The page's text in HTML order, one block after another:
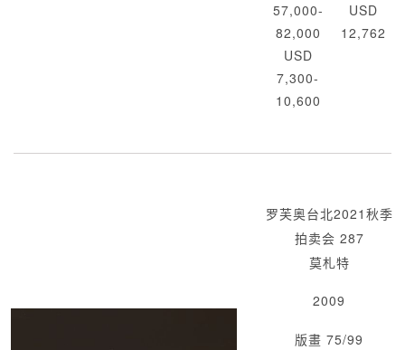
57,000-
82,000
USD
7,300-
10,600
USD
12,762
罗芙奥台北2021秋季
拍卖会 287
莫札特
2009
版畫 75/99